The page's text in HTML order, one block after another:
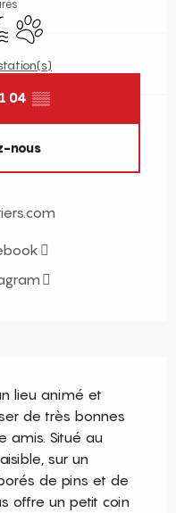
Animaux acceptés
04 ▒▒
nous
lieu animé et
de très bonnes
amis. Situé au
sur un
de pins et de
offre un petit coin